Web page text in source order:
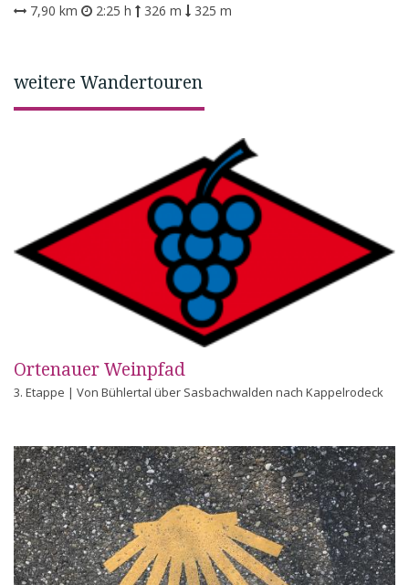
7,90 km 2:25 h 326 m 325 m
weitere Wandertouren
Ortenauer Weinpfad
3. Etappe | Von Bühlertal über Sasbachwalden nach Kappelrodeck